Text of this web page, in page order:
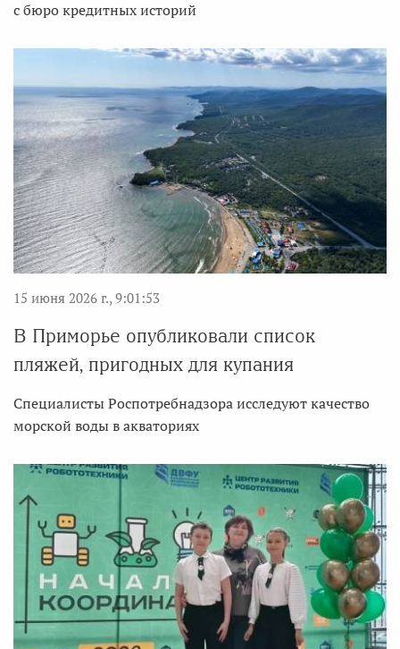
с бюро кредитных историй
15 июня 2026 г., 9:01:53
В Приморье опубликовали список
пляжей, пригодных для купания
Специалисты Роспотребнадзора исследуют качество
морской воды в акваториях